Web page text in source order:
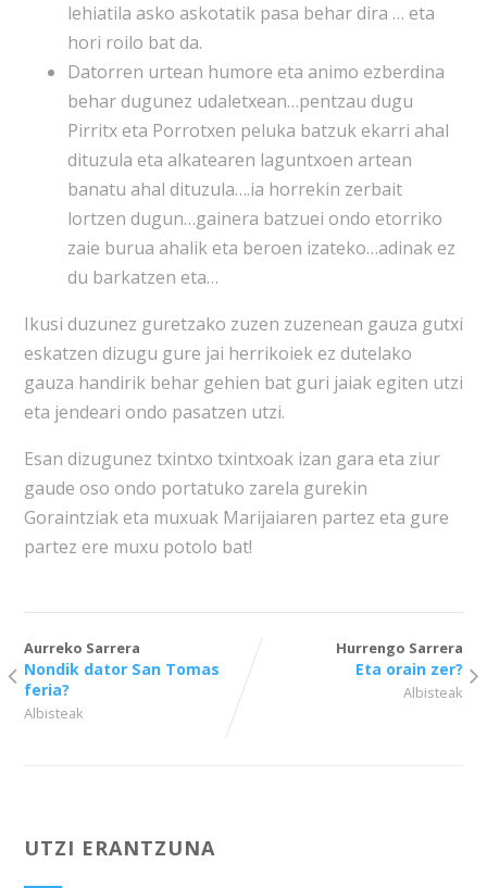
lehiatila asko askotatik pasa behar dira … eta
hori roilo bat da.
Datorren urtean humore eta animo ezberdina
behar dugunez udaletxean…pentzau dugu
Pirritx eta Porrotxen peluka batzuk ekarri ahal
dituzula eta alkatearen laguntxoen artean
banatu ahal dituzula….ia horrekin zerbait
lortzen dugun…gainera batzuei ondo etorriko
zaie burua ahalik eta beroen izateko…adinak ez
du barkatzen eta…
Ikusi duzunez guretzako zuzen zuzenean gauza gutxi
eskatzen dizugu gure jai herrikoiek ez dutelako
gauza handirik behar gehien bat guri jaiak egiten utzi
eta jendeari ondo pasatzen utzi.
Esan dizugunez txintxo txintxoak izan gara eta ziur
gaude oso ondo portatuko zarela gurekin
Goraintziak eta muxuak Marijaiaren partez eta gure
partez ere muxu potolo bat!
Aurreko Sarrera
Nondik dator San Tomas
feria?
Albisteak
Hurrengo Sarrera
Eta orain zer?
Albisteak
UTZI ERANTZUNA